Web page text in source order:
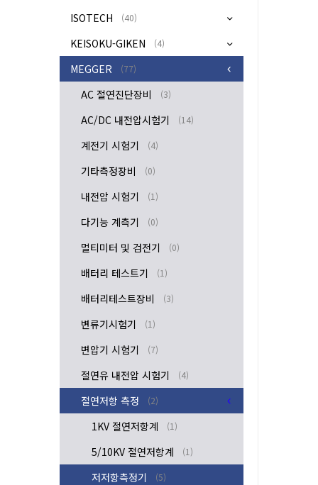
ISOTECH (40)
KEISOKU-GIKEN (4)
MEGGER (77)
AC 절연진단장비 (3)
AC/DC 내전압시험기 (14)
계전기 시험기 (4)
기타측정장비 (0)
내전압 시험기 (1)
다기능 계측기 (0)
멀티미터 및 검전기 (0)
배터리 테스트기 (1)
배터리테스트장비 (3)
변류기시험기 (1)
변압기 시험기 (7)
절연유 내전압 시험기 (4)
절연저항 측정 (2)
1KV 절연저항계 (1)
5/10KV 절연저항계 (1)
저저항측정기 (5)